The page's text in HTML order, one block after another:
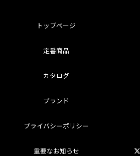
トップページ
定番商品
カタログ
ブランド
プライバシーポリシー
重要なお知らせ